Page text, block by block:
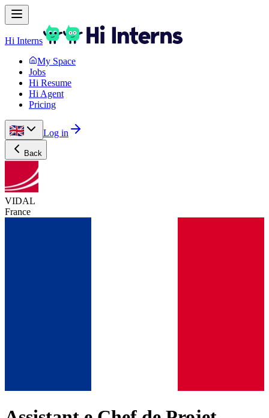
Hi Interns
My Space
Jobs
Hi Resume
Hi Agent
Pricing
Log in
Back
VIDAL
France